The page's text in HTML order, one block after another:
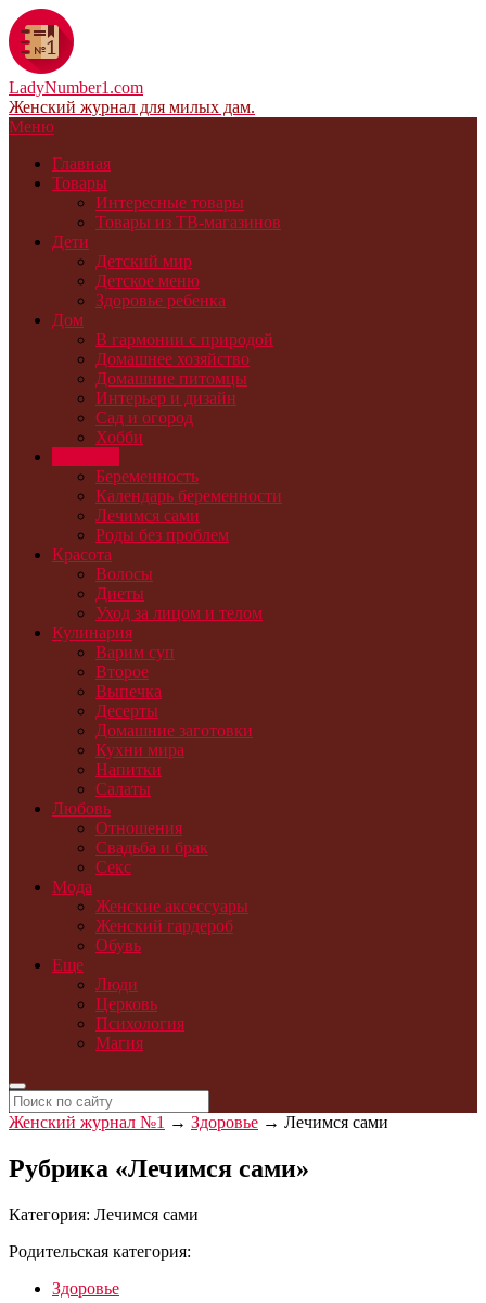
LadyNumber1.com
Женский журнал для милых дам.
Меню
Главная
Товары
Интересные товары
Товары из ТВ-магазинов
Дети
Детский мир
Детское меню
Здоровье ребенка
Дом
В гармонии с природой
Домашнее хозяйство
Домашние питомцы
Интерьер и дизайн
Сад и огород
Хобби
Беременность
Календарь беременности
Лечимся сами
Роды без проблем
Красота
Волосы
Диеты
Уход за лицом и телом
Кулинария
Варим суп
Второе
Выпечка
Десерты
Домашние заготовки
Кухни мира
Напитки
Салаты
Любовь
Отношения
Свадьба и брак
Секс
Мода
Женские аксессуары
Женский гардероб
Обувь
Еще
Люди
Церковь
Психология
Магия
Женский журнал №1 → Здоровье → Лечимся сами
Рубрика «Лечимся сами»
Категория: Лечимся сами
Родительская категория:
Здоровье